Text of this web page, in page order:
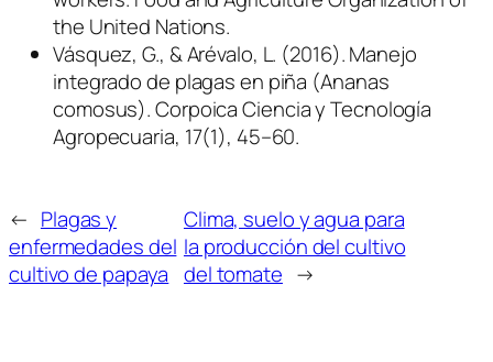
the United Nations.
Vásquez, G., & Arévalo, L. (2016). Manejo
integrado de plagas en piña (Ananas
comosus). Corpoica Ciencia y Tecnología
Agropecuaria, 17(1), 45–60.
← Plagas y
enfermedades del
cultivo de papaya
Clima, suelo y agua para
la producción del cultivo
del tomate →